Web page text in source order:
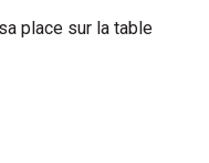
place sur la table